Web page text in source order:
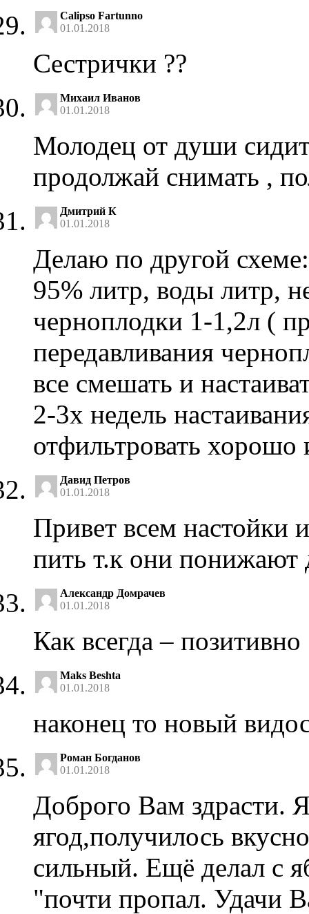
Calipso Fartunno
01.01.2018
Сестрички ??
Михаил Иванов
01.01.2018
Молодец от души
продолжай снимать ,
Дмитрий К
01.01.2018
Делаю по другой
95% литр, воды литр,
черноплодки 1-1,2л (
передавливания
все смешать и
2-3х недель
отфильтровать хорошо
Давид Петров
01.01.2018
Привет всем настойки
пить т.к они понижают
Александр Домрачев
01.01.2018
Как всегда –
Maks Beshta
01.01.2018
наконец то новый
Роман Богданов
01.01.2018
Доброго Вам здрасти.
ягод,получилось
сильный. Ещё делал с
"почти пропал. Удачи